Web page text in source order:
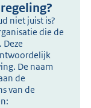
niet juist is?
die de
De naam
de
van de